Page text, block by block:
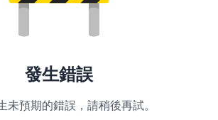
發生錯誤
未預期的錯誤，請稍後再試。